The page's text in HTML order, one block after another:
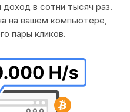
доход в сотни тысяч раз.
на вашем компьютере,
пары кликов.